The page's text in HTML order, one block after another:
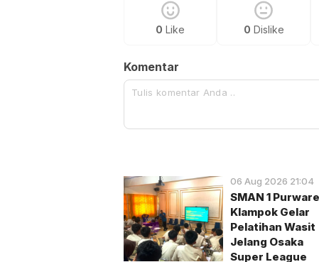
0 Like 0 Dislike
Komentar
06 Aug 2026 21:04
SMAN 1
Klampok Gelar
Pelatihan Wasit
Jelang Osaka
Super League